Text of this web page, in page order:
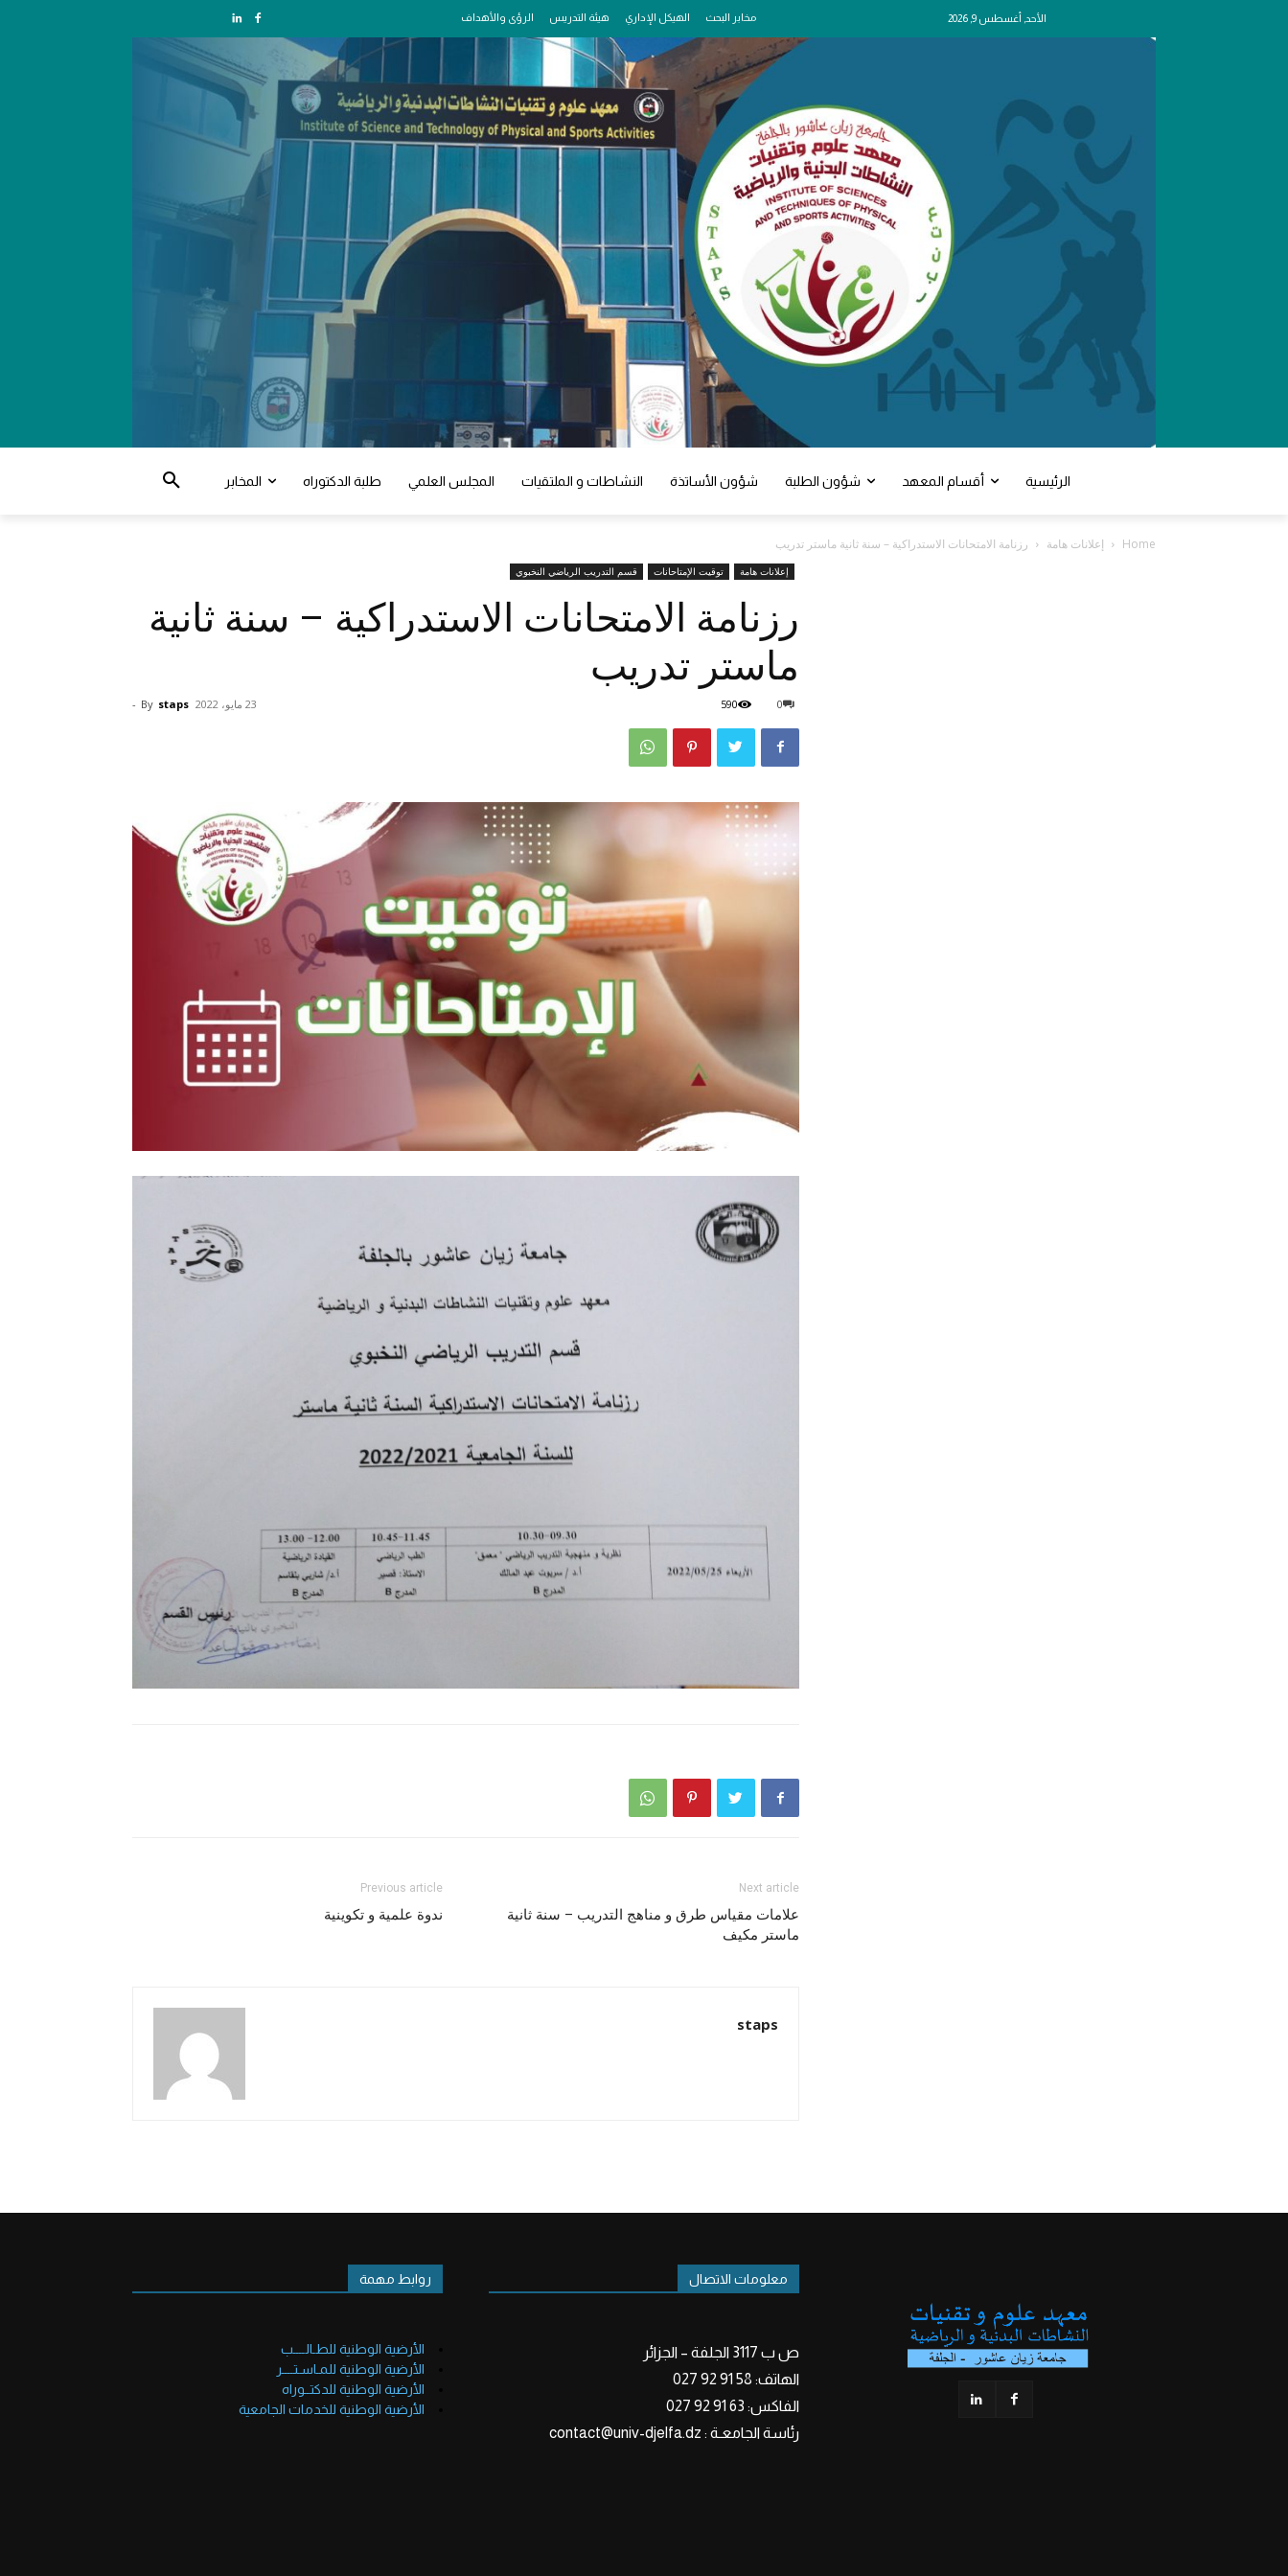
الأحد, أغسطس 9, 2026 الرؤى والأهداف هيئة التدريس الهيكل الإداري مخابر البحث
الرئيسية أقسام المعهد شؤون الطلبة شؤون الأساتذة النشاطات و الملتقيات المجلس العلمي طلبة الدكتوراه المخابر
Home إعلانات هامة رزنامة الامتحانات الاستدراكية – سنة ثانية ماستر تدريب
إعلانات هامة توقيت الإمتاحانات قسم التدريب الرياضي النخبوي
رزنامة الامتحانات الاستدراكية – سنة ثانية
ماستر تدريب
By staps
- 23 مايو، 2022 0
590
Previous article
ندوة علمية و تكوينية
Next article
علامات مقياس طرق و مناهج التدريب – سنة ثانية
ماستر مكيف
staps
روابط مهمة
الأرضية الوطنية للطـالــــب
الأرضية الوطنية للمـاسـتــــر
الأرضية الوطنية للدكتــوراه
الأرضية الوطنية للخدمات الجامعية
معلومات الاتصال
ص ب 3117 الجلفة – الجزائر
الهاتف: 58 91 92 027
الفاكس: 63 91 92 027
رئاسة الجامعـة : contact@univ-djelfa.dz